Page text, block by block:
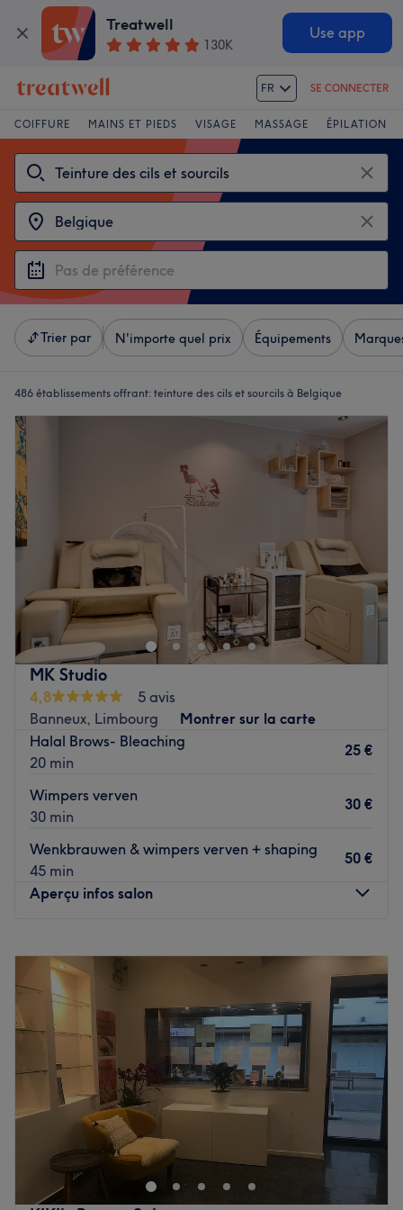
Treatwell
130K
Use app
FR SE CONNECTER
COIFFURE MAINS ET PIEDS VISAGE MASSAGE ÉPILATION
Trier par N'importe quel prix Équipements
486 établissements offrant: teinture des cils et sourcils à Belgique
MK Studio
4,8
5 avis
Banneux, Limbourg
Montrer sur la carte
Halal Brows- Bleaching
20 min
25 €
Wimpers verven
30 min
30 €
Wenkbrauwen & wimpers verven + shaping
45 min
50 €
Aperçu infos salon
Mardi
Mercredi
19:00
Jeudi
10:00–
19:00
Vendredi
10:00 –
19:00
Fermé
Dimanche
12:00 16:30
MK Studio is een moderne schoonheidssalon waar
persoonlijke aandacht, expertise en comfort centraal
staan, met als doel iedere klant te laten stralen met meer
zelfvertrouwen en een verzorgde uitstraling. Dankzij een
uitgebreid aanbod van innovatieve en klassieke